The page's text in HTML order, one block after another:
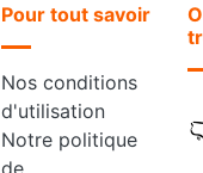
Pour tout savoir
Nos conditions
d'utilisation
Notre politique
de